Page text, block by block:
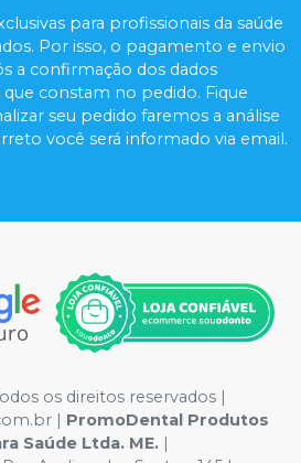
para profissionais da saúde
Por isso, o pagamento e envio
a confirmação dos dados
que constam no pedido. Fique
seu pedido faremos a análise
você será informado via email.
os direitos reservados |
| PromoDental Produtos
Saúde Ltda. ME. |